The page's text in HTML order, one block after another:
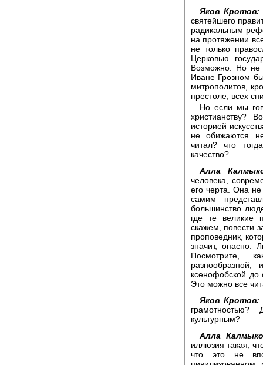
Яков Кротов:
святейшего
радикальным
на протяжении
не только
Церковью
Возможно. Но не
Иване Грозном
митрополитов,
престоле, всех
Но если мы
христианству?
историей
не обижаются
читал? что
качество?
Алла
человека,
его черта. Она
самим
большинство
где те великие
скажем, повести
проповедник,
значит, опасно.
Посмотрите,
разнообразной,
ксенофобской до
Это можно все
Яков Кротов:
культурным?
Алла
иллюзия такая,
что это не